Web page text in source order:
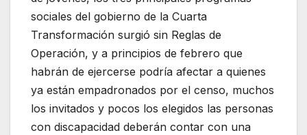
sociales del gobierno de la Cuarta
Transformación surgió sin Reglas de
Operación, y a principios de febrero que
habrán de ejercerse podría afectar a quienes
ya están empadronados por el censo, muchos
los invitados y pocos los elegidos las personas
con discapacidad deberán contar con una